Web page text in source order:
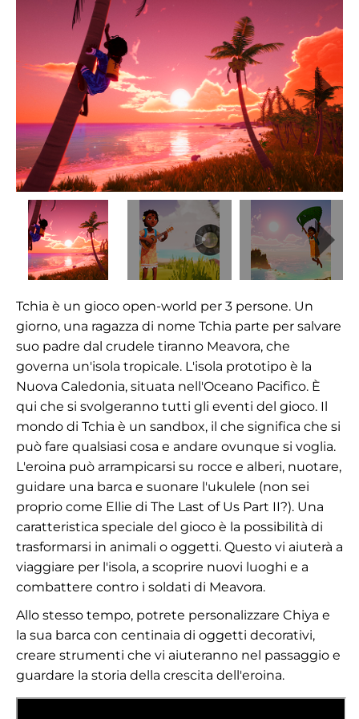
Tchia è un gioco open-world per 3 persone. Un
giorno, una ragazza di nome Tchia parte per salvare
suo padre dal crudele tiranno Meavora, che
governa un'isola tropicale. L'isola prototipo è la
Nuova Caledonia, situata nell'Oceano Pacifico. È
qui che si svolgeranno tutti gli eventi del gioco. Il
mondo di Tchia è un sandbox, il che significa che si
può fare qualsiasi cosa e andare ovunque si voglia.
L'eroina può arrampicarsi su rocce e alberi, nuotare,
guidare una barca e suonare l'ukulele (non sei
proprio come Ellie di The Last of Us Part II?). Una
caratteristica speciale del gioco è la possibilità di
trasformarsi in animali o oggetti. Questo vi aiuterà a
viaggiare per l'isola, a scoprire nuovi luoghi e a
combattere contro i soldati di Meavora.
Allo stesso tempo, potrete personalizzare Chiya e
la sua barca con centinaia di oggetti decorativi,
creare strumenti che vi aiuteranno nel passaggio e
guardare la storia della crescita dell'eroina.